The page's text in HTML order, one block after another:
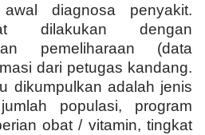
diagnosa penyakit.
dilakukan dengan
pemeliharaan (data
dari petugas kandang.
dikumpulkan adalah jenis
populasi, program
obat / vitamin, tingkat